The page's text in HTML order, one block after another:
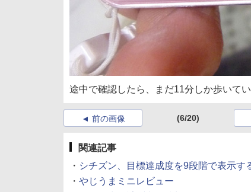
途中で確認したら、まだ11分しか歩いて
前の画像 (6/20)
関連記事
・ シチズン、目標達成度を9段階で表示す
・ やじうまミニレビュー